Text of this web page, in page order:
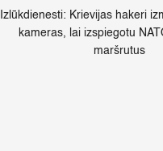
Izlūkdienesti: Krievijas hakeri
kameras, lai izspiegotu
maršrutus